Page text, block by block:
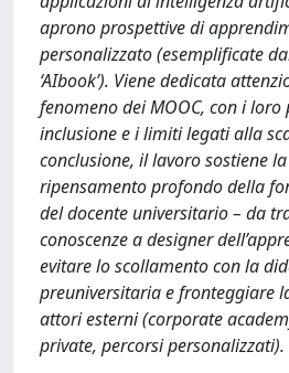
aprono prospettive di
personalizzato (esemplificate
‘AIbook’). Viene dedicata
fenomeno dei MOOC, con i
inclusione e i limiti legati alla
conclusione, il lavoro sostiene
ripensamento profondo della
del docente universitario – da
conoscenze a designer
evitare lo scollamento con la
preuniversitaria e fronteggiare
attori esterni (corporate
private, percorsi personalizzati).